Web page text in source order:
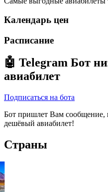
Календарь цен
Расписание
🤖 Telegram Бот
авиабилет
Подписаться на бота
Бот пришлет Вам сообщение,
дешёвый авиабилет!
Страны